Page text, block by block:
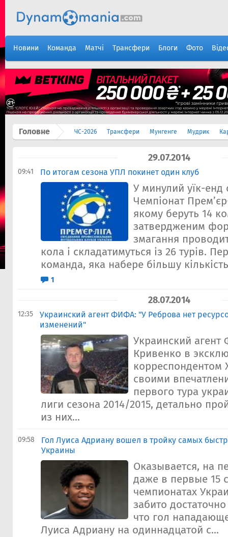
Новини Команда Матчі Трансфери Блоги Фото
Головне ЧС-2026 Трансфери Мунгенге Мудрик
29.07.2014
09:41 По итогам сезона УПЛ покинет один клуб
У минулий уїк-енд
Чемпіонат
якому беруть 14
затвердженим
змагання
кола і складатимуться із 26 турів.
команда, яка набере більшу
1
28.07.2014
12:35
Украинский агент ФИФА: "У Реброва нет
изменений"
Украинский
Кривенко в
корреспондентом
своими
первого тура
лиги сезона 2014/2015, детально
из них...
09:58
Гол Луиса Адриану вошел в тройку самых
Украины
Оказывается, на
даже в первые 15
чемпионатах
забито
что гол
Луиса Адриану на одиннадцатой с...